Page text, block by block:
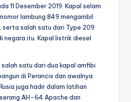
11 Desember 2019. Kapal selam
lambung 849 mengambil
serta salah satu dari Type 209
negara itu. Kapal listrik diesel
satu dari dua kapal amfibi
di Perancis dan awalnya
juga hadir dalam latihan
AH-64 Apache dan